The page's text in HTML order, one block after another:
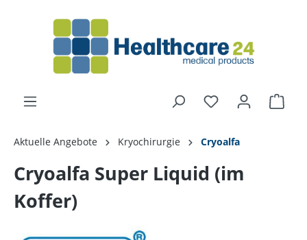
Aktuelle Angebote Kryochirurgie Cryoalfa
Cryoalfa Super Liquid (im
Koffer)